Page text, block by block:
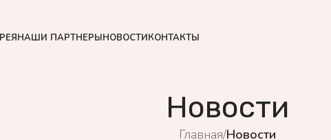
НАШИ ПАРТНЕРЫНОВОСТИКОНТАКТЫ
Новости
Главная/Новости